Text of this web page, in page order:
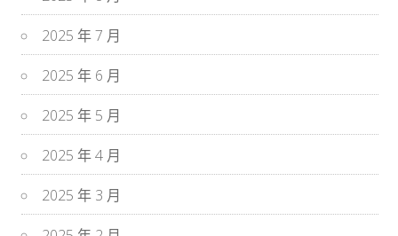
2025 年 7 月
2025 年 6 月
2025 年 5 月
2025 年 4 月
2025 年 3 月